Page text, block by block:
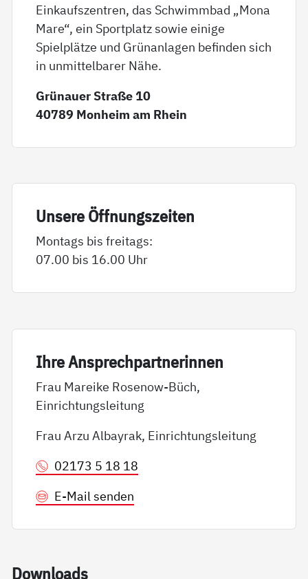
Einkaufszentren, das Schwimmbad „Mona
Mare“, ein Sportplatz sowie einige
Spielplätze und Grünanlagen befinden sich
in unmittelbarer Nähe.
Grünauer Straße 10
40789 Monheim am Rhein
Un­se­re Öff­nungs­zei­ten
Montags bis freitags:
07.00 bis 16.00 Uhr
Ih­re An­sp­rech­part­ne­rin­nen
Frau Mareike Rosenow-Büch,
Einrichtungsleitung
Frau Arzu Albayrak, Einrichtungsleitung
02173 5 18 18
E-Mail senden
Down­loads